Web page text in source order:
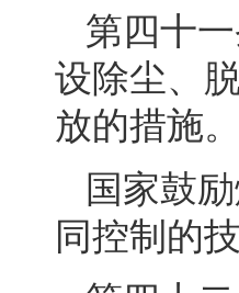
第四十
设除尘、
放的措施。
国家鼓
同控制的